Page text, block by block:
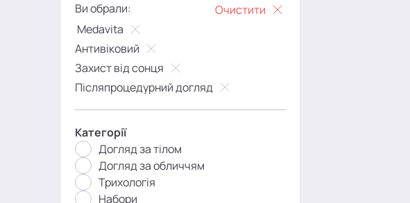
Ви обрали:
Очистити
Medavita
Антивіковий
Захист від сонця
Післяпроцедурний догляд
Категорії
Догляд за тілом
Догляд за обличчям
Трихологія
Набори